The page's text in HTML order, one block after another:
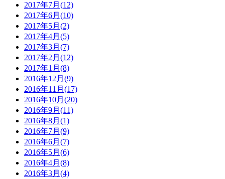
2017年7月(12)
2017年6月(10)
2017年5月(2)
2017年4月(5)
2017年3月(7)
2017年2月(12)
2017年1月(8)
2016年12月(9)
2016年11月(17)
2016年10月(20)
2016年9月(11)
2016年8月(1)
2016年7月(9)
2016年6月(7)
2016年5月(6)
2016年4月(8)
2016年3月(4)